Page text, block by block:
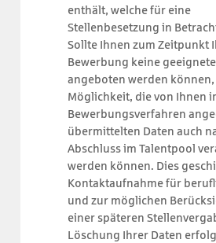
enthält, welche für eine
Stellenbesetzung in
Sollte Ihnen zum Zeitpunkt
Bewerbung keine
angeboten werden
Möglichkeit, die von Ihnen
Bewerbungsverfahren
übermittelten Daten auch
Abschluss im Talentpool
werden können. Dies
Kontaktaufnahme für
und zur möglichen
einer späteren
Löschung Ihrer Daten